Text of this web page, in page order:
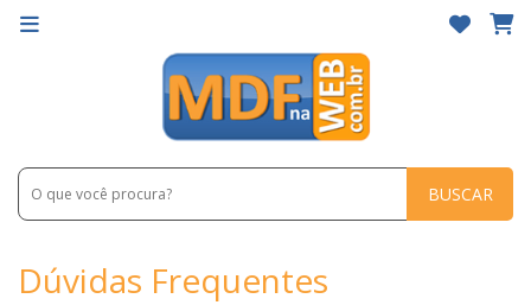
BUSCAR
Dúvidas Frequentes